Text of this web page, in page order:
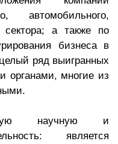
автомобильного,
сектора; а также по
бизнеса в
ряд выигранных
органами, многие из
научную и
является